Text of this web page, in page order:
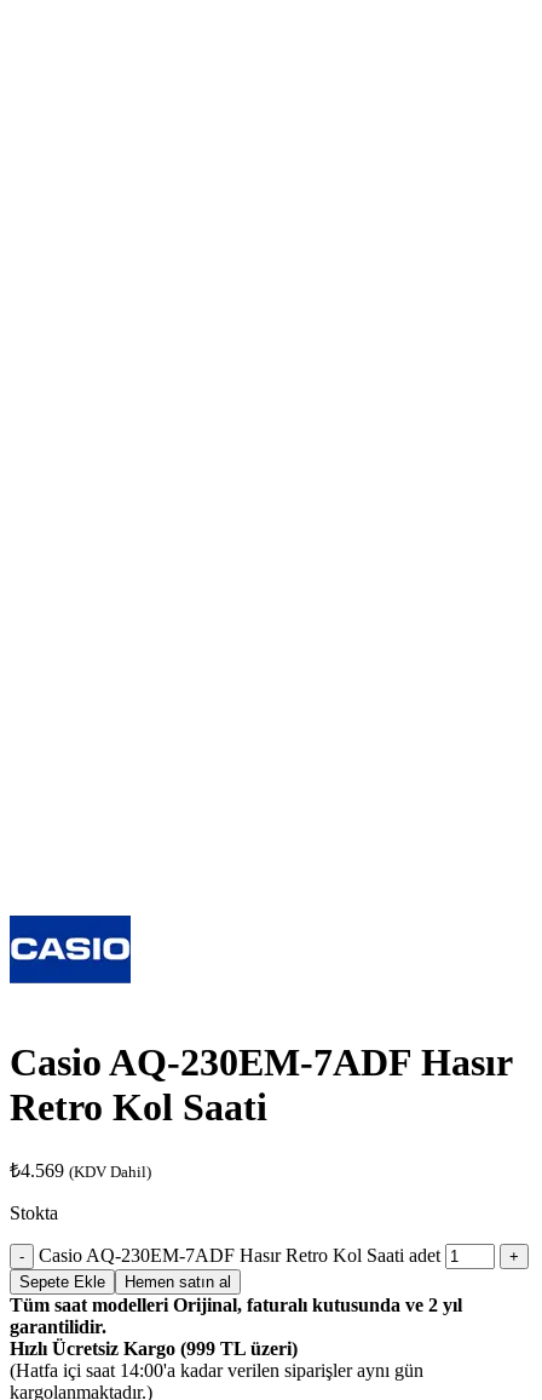
Casio AQ-230EM-7ADF Hasır
Retro Kol Saati
₺4.569 (KDV Dahil)
Stokta
Casio AQ-230EM-7ADF Hasır Retro Kol Saati adet
Sepete Ekle Hemen satın al
Tüm saat modelleri Orijinal, faturalı kutusunda ve 2 yıl
garantilidir.
Hızlı Ücretsiz Kargo (999 TL üzeri)
(Hatfa içi saat 14:00'a kadar verilen siparişler aynı gün
kargolanmaktadır.)